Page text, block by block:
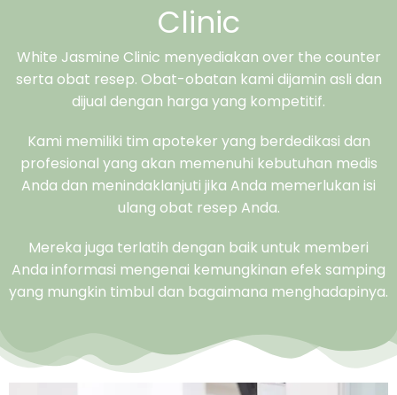
Clinic
White Jasmine Clinic menyediakan over the counter
serta obat resep. Obat-obatan kami dijamin asli dan
dijual dengan harga yang kompetitif.
Kami memiliki tim apoteker yang berdedikasi dan
profesional yang akan memenuhi kebutuhan medis
Anda dan menindaklanjuti jika Anda memerlukan isi
ulang obat resep Anda.
Mereka juga terlatih dengan baik untuk memberi
Anda informasi mengenai kemungkinan efek samping
yang mungkin timbul dan bagaimana menghadapinya.